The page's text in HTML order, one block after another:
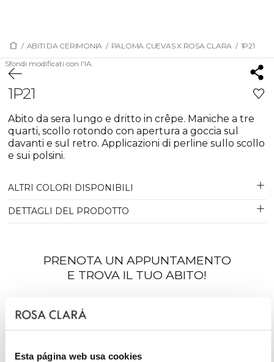
Esta página web usa cookies
/ ABITI DA CERIMONIA / PALOMA CUEVAS X ROSA CLARA / 1P21
Sfondi modificati con l'IA.
1P21
Abito da sera lungo e dritto in crêpe. Maniche a tre
quarti, scollo rotondo con apertura a goccia sul
davanti e sul retro. Applicazioni di perline sullo scollo
e sui polsini.
ALTRI COLORI DISPONIBILI
DETTAGLI DEL PRODOTTO
PRENOTA UN APPUNTAMENTO
E TROVA IL TUO ABITO!